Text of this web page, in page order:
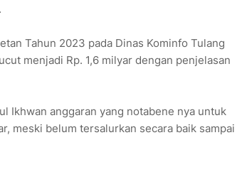
Tahun 2023 pada Dinas Kominfo Tulang
menjadi Rp. 1,6 milyar dengan penjelasan
Ikhwan anggaran yang notabene nya untuk
meski belum tersalurkan secara baik sampai